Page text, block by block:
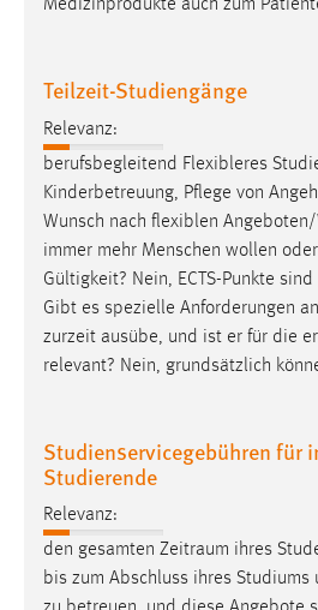
Medizinprodukte auch zum
Teilzeit-Studiengänge
Relevanz:
berufsbegleitend Flexibleres
Kinderbetreuung, Pflege von
Wunsch nach flexiblen
immer mehr Menschen wollen
Gültigkeit? Nein, ECTS-Punkte
Gibt es spezielle Anforderungen
zurzeit ausübe, und ist er für die
relevant? Nein, grundsätzlich
Studienservicegebühren für
Studierende
Relevanz:
den gesamten Zeitraum ihres
bis zum Abschluss ihres Studiums